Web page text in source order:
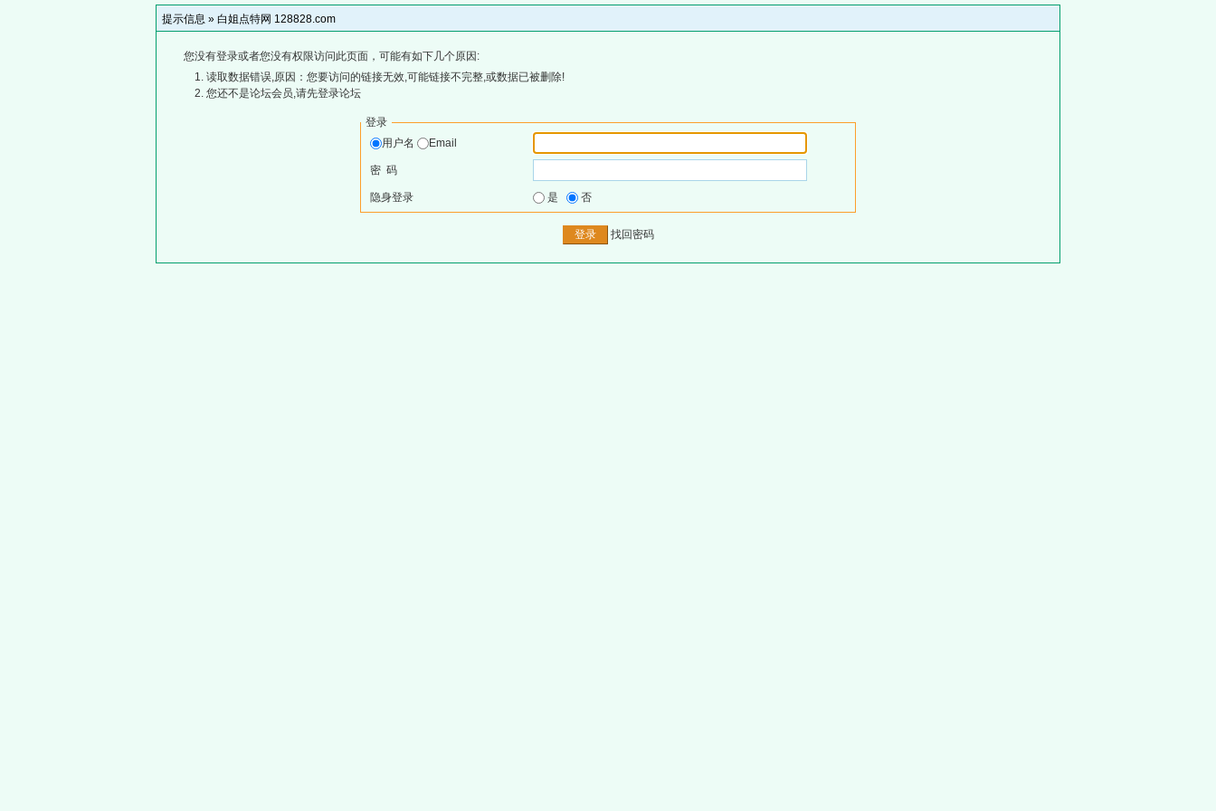
提示信息 » 白姐点特网 128828.com
您没有登录或者您没有权限访问此页面，可能有如下几个原因:
读取数据错误,原因：您要访问的链接无效,可能链接不完整,或数据已被删除!
您还不是论坛会员,请先登录论坛
登录
用户名
Email
密 码
隐身登录 是 否
找回密码